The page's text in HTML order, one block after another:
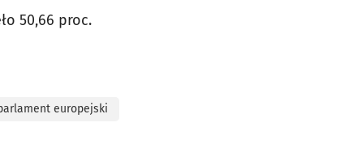
50,66 proc.
europejski